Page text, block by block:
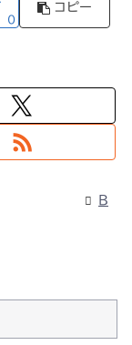
0
コピー
B